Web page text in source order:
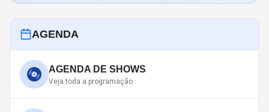
AGENDA
AGENDA DE SHOWS
Veja toda a programação